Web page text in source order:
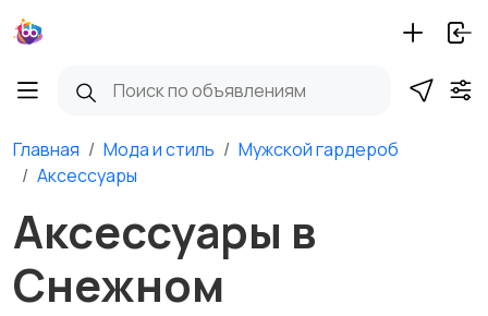
Главная Мода и стиль
Мужской гардероб
Аксессуары
Аксессуары в
Снежном